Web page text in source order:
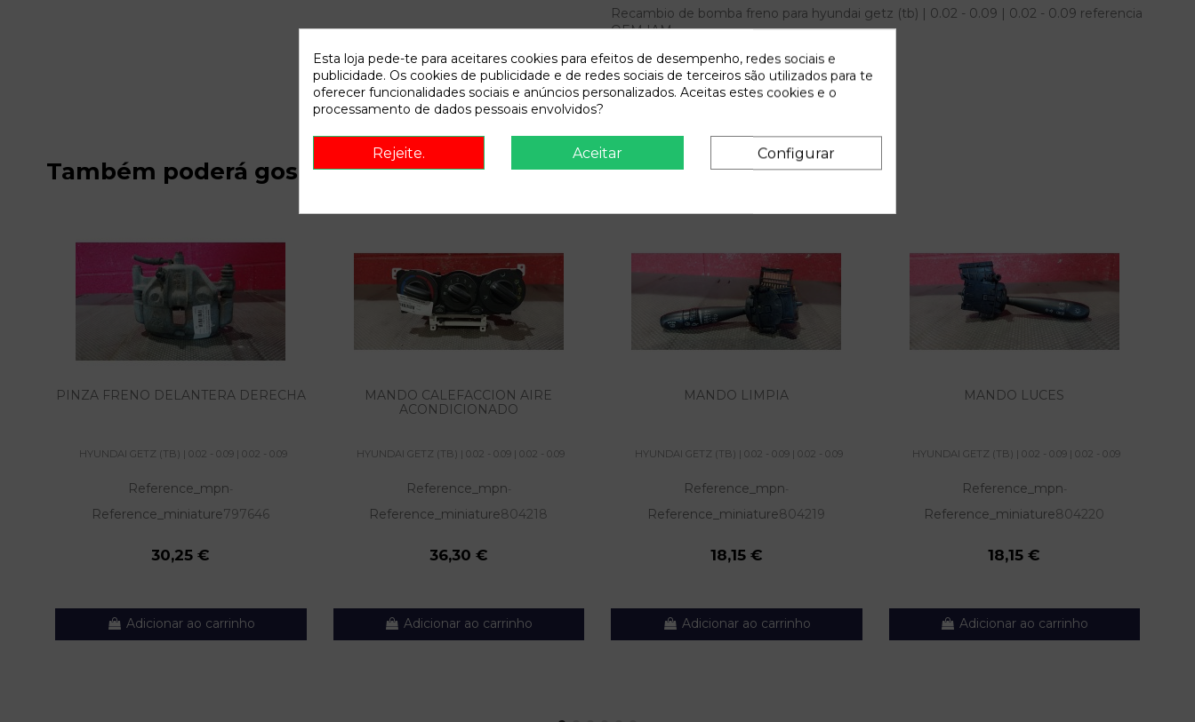
Recambio de bomba freno para hyundai getz (tb) | 0.02 - 0.09 | 0.02 - 0.09 referencia
OEM IAM
Também poderá gostar
PINZA FRENO DELANTERA DERECHA
HYUNDAI GETZ (TB) | 0.02 - 0.09 | 0.02 - 0.09
Reference_mpn-
Reference_miniature797646
30,25 €
Adicionar ao carrinho
MANDO CALEFACCION AIRE
ACONDICIONADO
HYUNDAI GETZ (TB) | 0.02 - 0.09 | 0.02 - 0.09
Reference_mpn-
Reference_miniature804218
36,30 €
Adicionar ao carrinho
MANDO LIMPIA
HYUNDAI GETZ (TB) | 0.02 - 0.09 | 0.02 - 0.09
Reference_mpn-
Reference_miniature804219
18,15 €
Adicionar ao carrinho
MANDO LUCES
HYUNDAI GETZ (TB) | 0.02 - 0.09 | 0.02 - 0.09
Reference_mpn-
Reference_miniature804220
18,15 €
Adicionar ao carrinho
Esta loja pede-te para aceitares cookies para efeitos de desempenho, redes sociais e
publicidade. Os cookies de publicidade e de redes sociais de terceiros são utilizados para te
oferecer funcionalidades sociais e anúncios personalizados. Aceitas estes cookies e o
processamento de dados pessoais envolvidos?
Rejeite. Aceitar Configurar